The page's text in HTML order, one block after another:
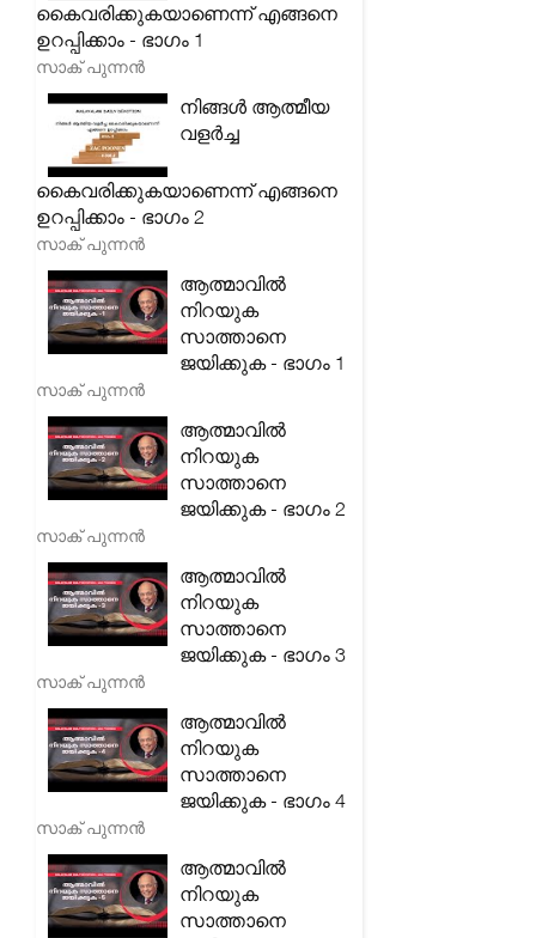
കൈവരിക്കുകയാണെന്ന് എങ്ങനെ
ഉറപ്പിക്കാം - ഭാഗം 1
സാക് പുന്നൻ
നിങ്ങൾ ആത്മീയ
വളർച്ച
കൈവരിക്കുകയാണെന്ന് എങ്ങനെ
ഉറപ്പിക്കാം - ഭാഗം 2
സാക് പുന്നൻ
ആത്മാവിൽ
നിറയുക
സാത്താനെ
ജയിക്കുക - ഭാഗം 1
സാക് പുന്നൻ
ആത്മാവിൽ
നിറയുക
സാത്താനെ
ജയിക്കുക - ഭാഗം 2
സാക് പുന്നൻ
ആത്മാവിൽ
നിറയുക
സാത്താനെ
ജയിക്കുക - ഭാഗം 3
സാക് പുന്നൻ
ആത്മാവിൽ
നിറയുക
സാത്താനെ
ജയിക്കുക - ഭാഗം 4
സാക് പുന്നൻ
ആത്മാവിൽ
നിറയുക
സാത്താനെ